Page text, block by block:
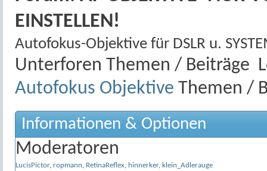
EINSTELLEN!
Autofokus-Objektive für DSLR u.
Unterforen Themen / Beiträge
Autofokus Objektive Themen /
Informationen & Optionen
Moderatoren
LucisPictor, ropmann, RetinaReflex, hinnerker, klein_Adlerauge